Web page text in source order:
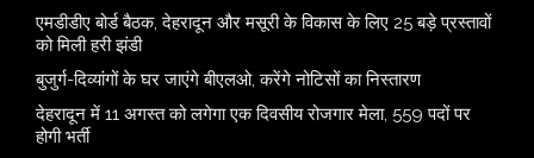
एमडीडीए बोर्ड बैठक, देहरादून और मसूरी के विकास के लिए 25 बड़े प्रस्तावों
को मिली हरी झंडी
बुजुर्ग-दिव्यांगों के घर जाएंगे बीएलओ, करेंगे नोटिसों का निस्तारण
​देहरादून में 11 अगस्त को लगेगा एक दिवसीय रोजगार मेला, 559 पदों पर
होगी भर्ती